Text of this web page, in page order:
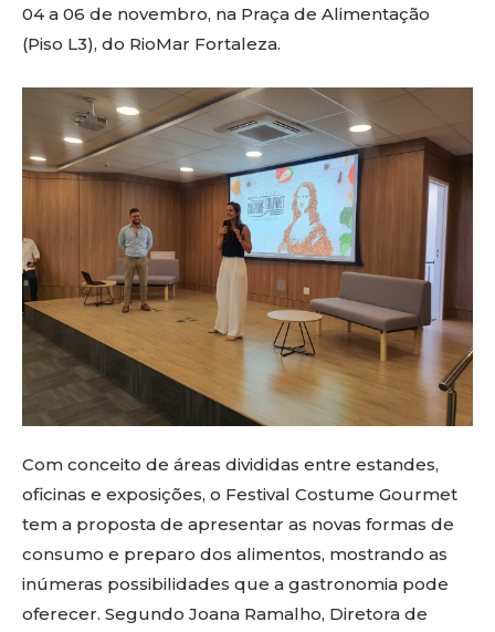
04 a 06 de novembro, na Praça de Alimentação
(Piso L3), do RioMar Fortaleza.
Com conceito de áreas divididas entre estandes,
oficinas e exposições, o Festival Costume Gourmet
tem a proposta de apresentar as novas formas de
consumo e preparo dos alimentos, mostrando as
inúmeras possibilidades que a gastronomia pode
oferecer. Segundo Joana Ramalho, Diretora de